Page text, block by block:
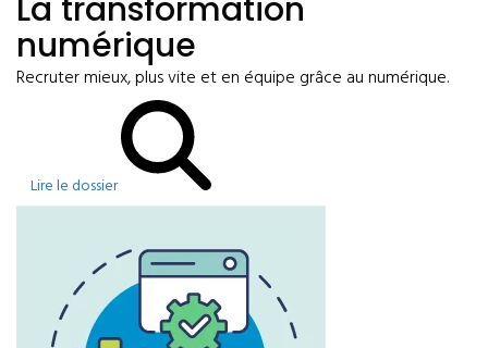
La transformation
numérique
Recruter mieux, plus vite et en équipe grâce au numérique.
Lire le dossier